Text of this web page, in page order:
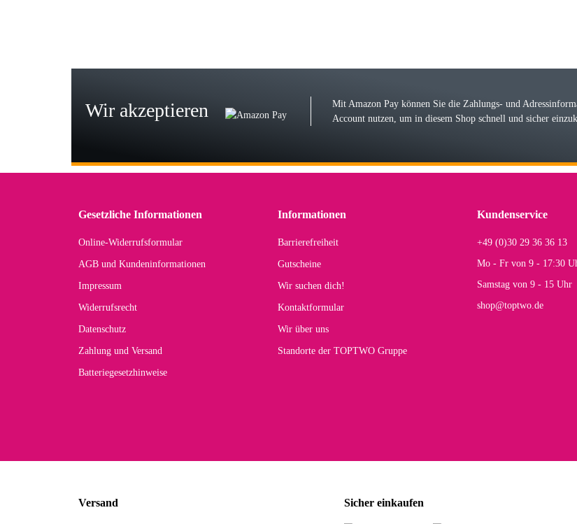
Der Koffer macht einen sehr soliden Eindruck. Die Zuverlässigkeit
Hans E
Wir akzeptieren
Mit Amazon Pay können Sie die Zahlungs- und
Account nutzen, um in diesem Shop schnell und sicher
Gesetzliche Informationen
Online-Widerrufsformular
AGB und Kundeninformationen
Impressum
Widerrufsrecht
Datenschutz
Zahlung und Versand
Batteriegesetzhinweise
Informationen
Barrierefreiheit
Gutscheine
Wir suchen dich!
Kontaktformular
Wir über uns
Standorte der TOPTWO Gruppe
Kundenservice
+49 (0)30 29 36 36 13
Mo - Fr von 9 - 17:30
Samstag von 9 - 15 Uhr
shop@toptwo.de
Versand Sicher einkaufen